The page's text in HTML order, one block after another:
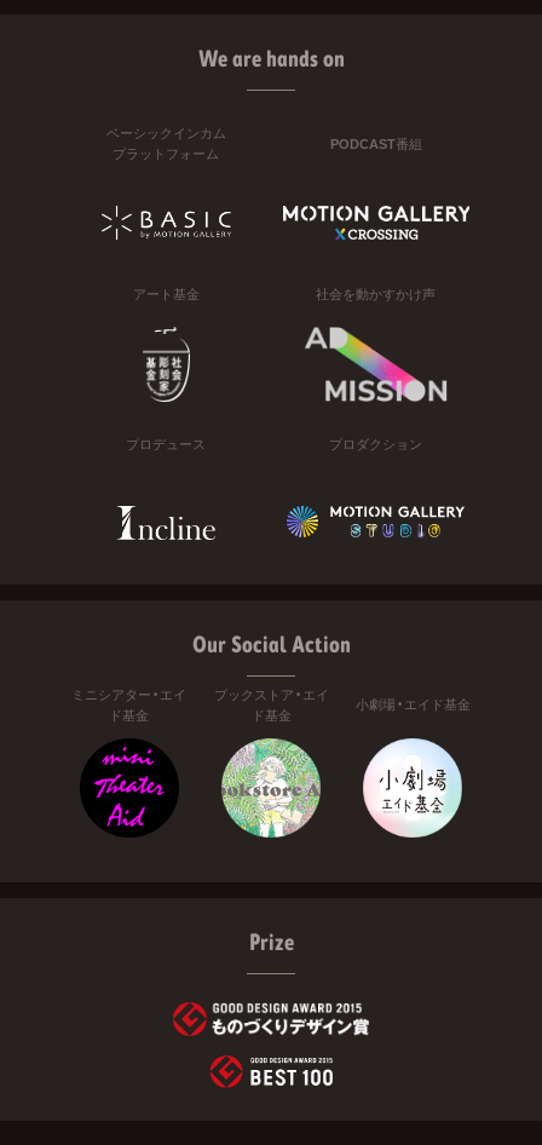
We are hands on
ベーシックインカム
プラットフォーム
PODCAST番組
アート基金 社会を動かすかけ声
プロデュース プロダクション
Our Social Action
ミニシアター・エイ
ド基金
ブックストア・エイ
ド基金
小劇場・エイド基金
Prize